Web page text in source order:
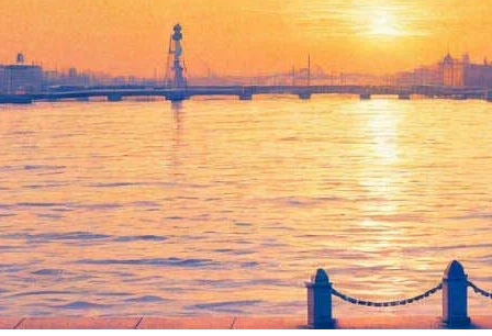
Версия для печати
Продюсеры и прокатчики не смогли прийти к компромиссу в
кризисной ситуации и найти правильное время для показа
мультфильма с российским участием «Гурвинек». Именно это
привело к «настоящему, классическому провалу» ленты в
прокате. Такого мнения придерживается директор
департамента кинематографии министерства культуры Ольга
Любимова. О своей позиции она заявила 12 марта на пресс-
конференции в Москве.